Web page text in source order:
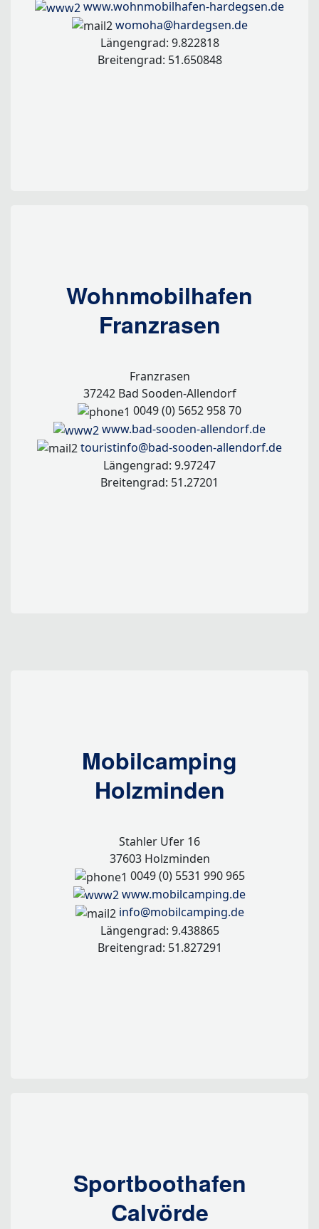
www.wohnmobilhafen-hardegsen.de
womoha@hardegsen.de
Längengrad: 9.822818
Breitengrad: 51.650848
Wohnmobilhafen
Franzrasen
Franzrasen
37242 Bad Sooden-Allendorf
0049 (0) 5652 958 70
www.bad-sooden-allendorf.de
touristinfo@bad-sooden-allendorf.de
Längengrad: 9.97247
Breitengrad: 51.27201
Mobilcamping
Holzminden
Stahler Ufer 16
37603 Holzminden
0049 (0) 5531 990 965
www.mobilcamping.de
info@mobilcamping.de
Längengrad: 9.438865
Breitengrad: 51.827291
Sportboothafen
Calvörde